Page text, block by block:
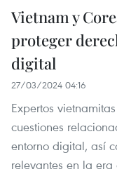
Vietnam y
proteger
digital
27/03/2024 04:16
Expertos
cuestiones
entorno digital, así
relevantes en la